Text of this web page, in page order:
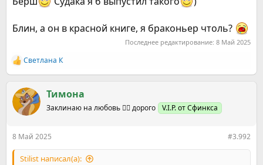
Блин, а он в красной книге, я браконьер чтоль?
Последнее редактирование: 8 Май 2025
Р
е
к
ц
и
Светлана К
Тимона
Заклинаю на любовь ❤️‍🔥 дорого V.I.P. от Сфинкса
8 Май 2025 #3.992
Stilist написал(а):